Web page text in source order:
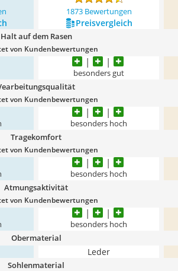
1873 Bewertungen
Preis­vergleich
Halt auf dem Rasen
von Kundenbewertungen
besonders gut
von Kundenbewertungen
besonders hoch
Tragekomfort
von Kundenbewertungen
besonders hoch
Atmungsaktivität
von Kundenbewertungen
besonders hoch
Obermaterial
Leder
Sohlenmaterial